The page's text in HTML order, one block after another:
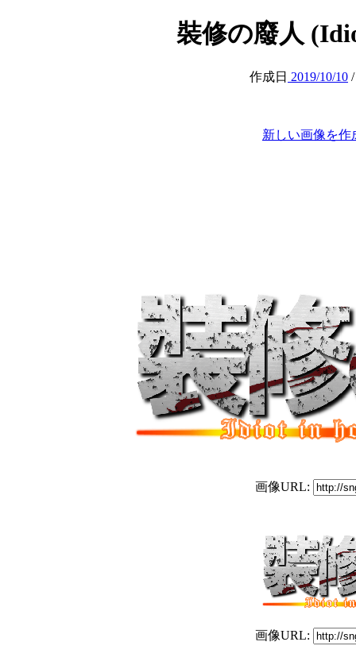
裝修の廢人
作成日 2019/10/10
新しい画像を作
画像URL:
画像URL: